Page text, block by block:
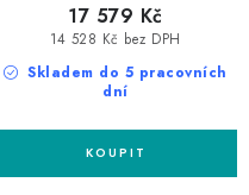
Skladem do 5 pracovních
dní
14 528 Kč bez DPH
17 579 Kč